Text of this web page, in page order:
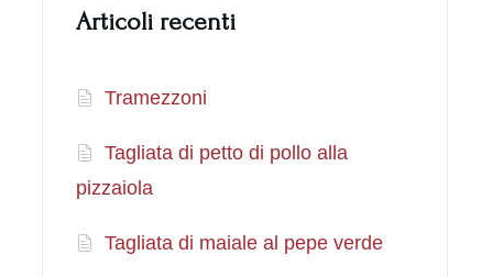
Articoli recenti
Tramezzoni
Tagliata di petto di pollo alla
pizzaiola
Tagliata di maiale al pepe verde